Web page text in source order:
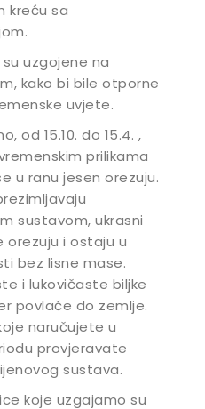
kreću sa
su uzgojene na
kako bi bile otporne
uvjete.
od 15.10. do 15.4. ,
prilikama
u ranu jesen orezuju.
sustavom, ukrasni
orezuju i ostaju u
bez lisne mase.
i lukovičaste biljke
povlače do zemlje.
naručujete u
provjeravate
sustava.
koje uzgajamo su